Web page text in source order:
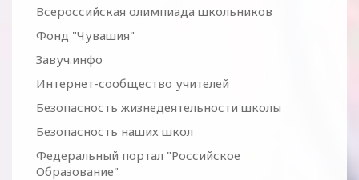
Всероссийская олимпиада школьников
Фонд "Чувашия"
Завуч.инфо
Интернет-сообщество учителей
Безопасность жизнедеятельности школы
Безопасность наших школ
Федеральный портал "Российское
Образование"